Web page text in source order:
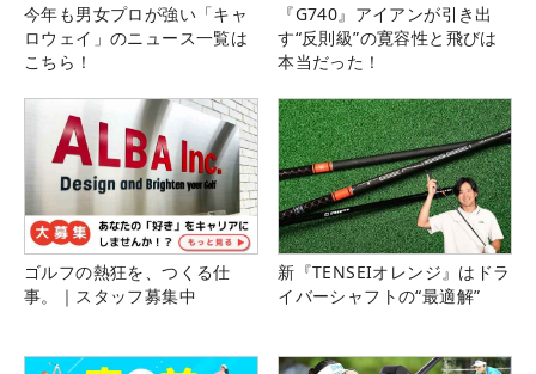
今年も男女プロが強い「キャ
ロウェイ」のニュース一覧は
こちら！
『G740』アイアンが引き出
す“反則級”の寛容性と飛びは
本当だった！
ゴルフの熱狂を、つくる仕
事。｜スタッフ募集中
新『TENSEIオレンジ』はドラ
イバーシャフトの“最適解”